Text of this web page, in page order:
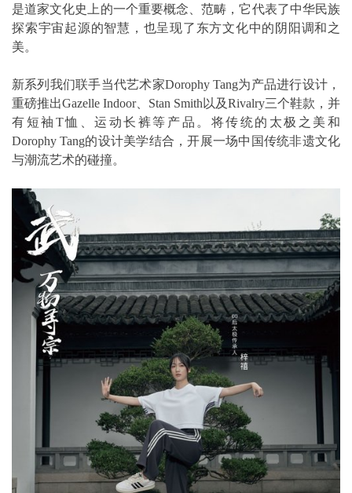
是道家文化史上的一个重要概念、范畴，它代表了中华民族
探索宇宙起源的智慧，也呈现了东方文化中的阴阳调和之
美。
新系列我们联手当代艺术家Dorophy Tang为产品进行设计，
重磅推出Gazelle Indoor、Stan Smith以及Rivalry三个鞋款，并
有短袖T恤、运动长裤等产品。将传统的太极之美和
Dorophy Tang的设计美学结合，开展一场中国传统非遗文化
与潮流艺术的碰撞。